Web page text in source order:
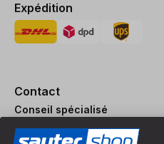
Expédition
Contact
Conseil spécialisé
+49 (0) 8152 92898-80